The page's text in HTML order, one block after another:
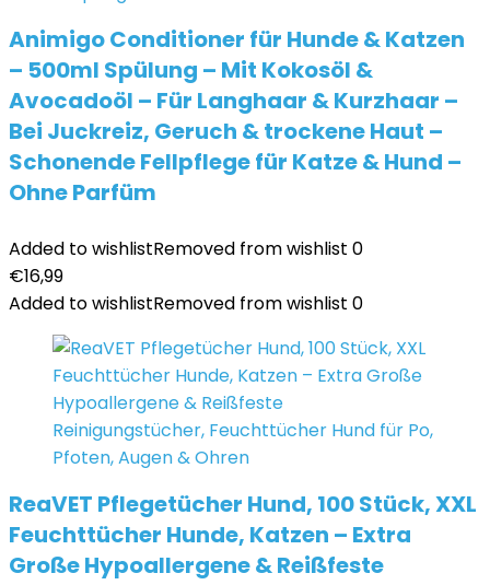
Animigo Conditioner für Hunde & Katzen
– 500ml Spülung – Mit Kokosöl &
Avocadoöl – Für Langhaar & Kurzhaar –
Bei Juckreiz, Geruch & trockene Haut –
Schonende Fellpflege für Katze & Hund –
Ohne Parfüm
Added to wishlistRemoved from wishlist 0
€16,99
Added to wishlistRemoved from wishlist 0
ReaVET Pflegetücher Hund, 100 Stück, XXL
Feuchttücher Hunde, Katzen – Extra
Große Hypoallergene & Reißfeste